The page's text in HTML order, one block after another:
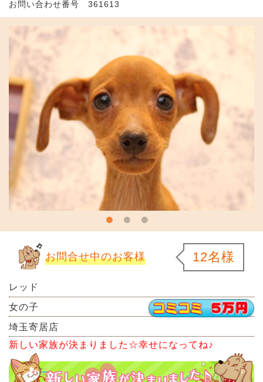
お問い合わせ番号 361613
お問合せ中のお客様 12名様
レッド
女の子
埼玉寄居店
新しい家族が決まりました☆幸せになってね♪